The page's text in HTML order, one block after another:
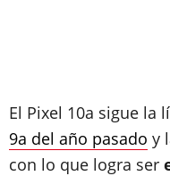
El Pixel 10a sigue la
9a del año pasado y
con lo que logra ser